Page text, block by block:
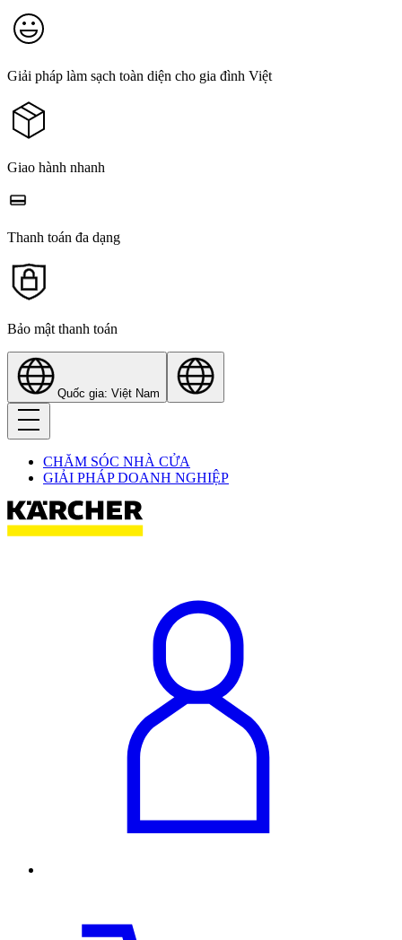
Giải pháp làm sạch toàn diện cho gia đình Việt
Giao hành nhanh
Thanh toán đa dạng
Bảo mật thanh toán
Quốc gia: Việt Nam
CHĂM SÓC NHÀ CỬA
GIẢI PHÁP DOANH NGHIỆP